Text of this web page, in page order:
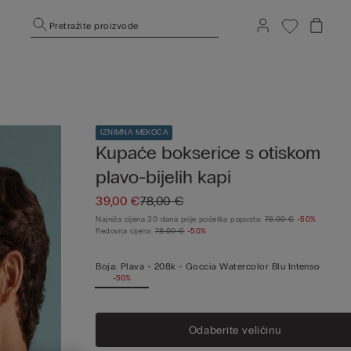
Pretražite proizvode
IZNIMNA MEKOĆA
Kupaće bokserice s otiskom
plavo-bijelih kapi
39,00 €78,00 €
Najniža cijena 30 dana prije početka popusta: 78,00 € -50%
Redovna cijena: 78,00 € -50%
Boja: Plava - 208k - Goccia Watercolor Blu Intenso
-50%
Odaberite veličinu